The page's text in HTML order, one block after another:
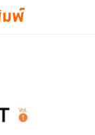
มพ์